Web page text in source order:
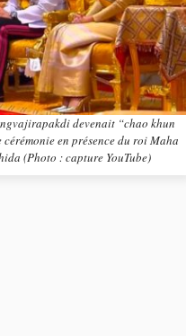
devenait “chao khun
en présence du roi Maha
(Photo : capture YouTube)